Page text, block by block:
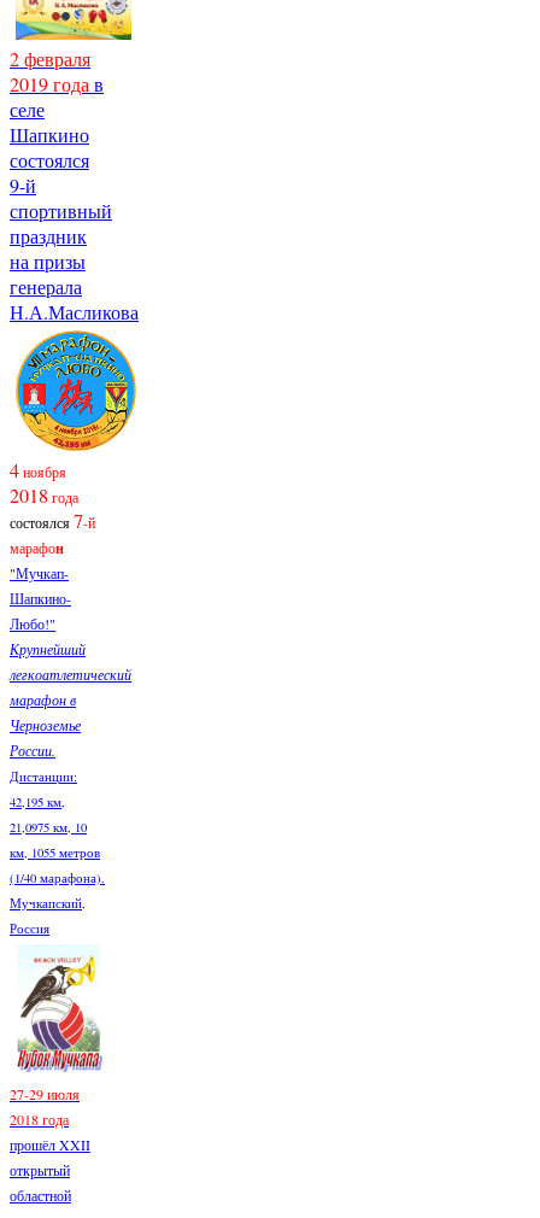
2 февраля
2019 года в
селе
Шапкино
состоялся
9-й
спортивный
праздник
на призы
генерала
Н.А.Масликова
4ноября
2018 года
состоялся7-й
марафон
"Мучкап-
Шапкино-
Любо!"
Крупнейший
легкоатлетический
марафон в
Черноземье
России.
Дистанции:
42,195 км,
21,0975 км, 10
км, 1055 метров
(1/40 марафона).
Мучкапский,
Россия
27-29 июля
2018 года
прошёл XXII
открытый
областной